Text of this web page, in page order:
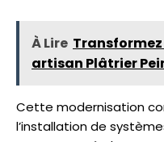
À Lire
artisan Plâtrier
Cette modernisation
l’installation de